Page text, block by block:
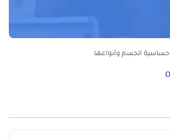
حساسية الجسم وأنواعها